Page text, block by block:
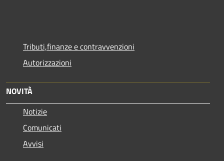
Tributi,finanze e contravvenzioni
Autorizzazioni
NOVITÀ
Notizie
Comunicati
Avvisi